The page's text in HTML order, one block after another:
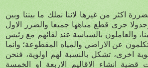
اكثر من غيرها لاننا نملك ما بيننا وبين
44 نهرا وجدولا جرى قطع مياهها جميعا والضرر الاول
والعاملون بالسياسة عند لقائهم مع رئيس
عن الاراضي والمياه المقطوعة؛ وانما
اخرى، تشكل بالنسبة لهم اولوية، فنحن
انشاء الاقاليم الاربعة او الخمسة